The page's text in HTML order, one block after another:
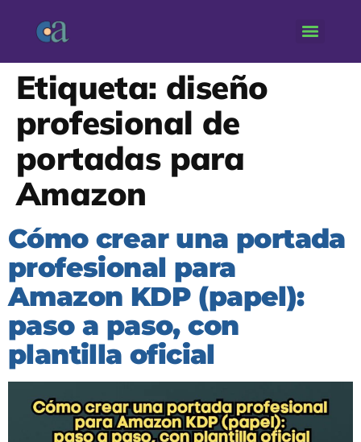
Etiqueta: diseño
profesional de
portadas para
Amazon
Cómo crear una portada
profesional para
Amazon KDP (papel):
paso a paso, con
plantilla oficial